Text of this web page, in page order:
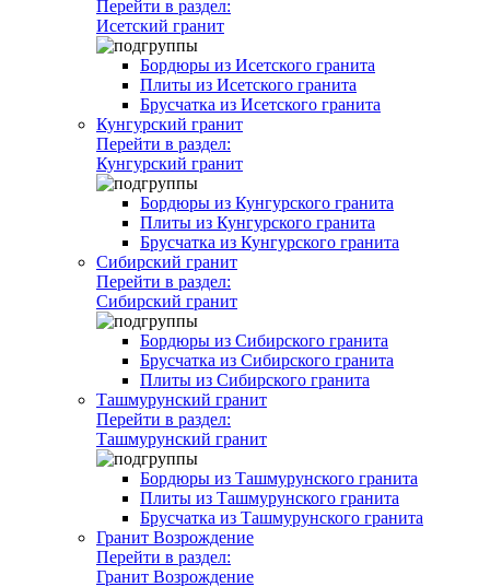
Перейти в раздел:
Исетский гранит
Бордюры из Исетского гранита
Плиты из Исетского гранита
Брусчатка из Исетского гранита
Кунгурский гранит
Перейти в раздел:
Кунгурский гранит
Бордюры из Кунгурского гранита
Плиты из Кунгурского гранита
Брусчатка из Кунгурского гранита
Сибирский гранит
Перейти в раздел:
Сибирский гранит
Бордюры из Сибирского гранита
Брусчатка из Сибирского гранита
Плиты из Сибирского гранита
Ташмурунский гранит
Перейти в раздел:
Ташмурунский гранит
Бордюры из Ташмурунского гранита
Плиты из Ташмурунского гранита
Брусчатка из Ташмурунского гранита
Гранит Возрождение
Перейти в раздел:
Гранит Возрождение